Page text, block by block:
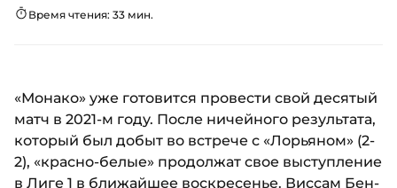
Время чтения: 33 мин.
«Монако» уже готовится провести свой десятый
матч в 2021-м году. После ничейного результата,
который был добыт во встрече с «Лорьяном» (2-
2), «красно-белые» продолжат свое выступление
в Лиге 1 в ближайшее воскресенье. Виссам Бен-